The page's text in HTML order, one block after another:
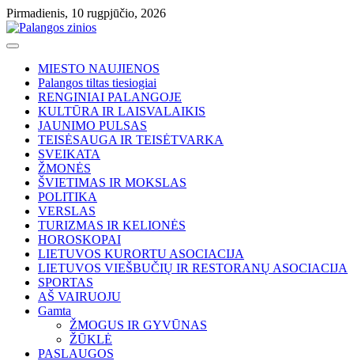
Skip
to
content
Pirmadienis, 10 rugpjūčio, 2026
MIESTO NAUJIENOS
Palangos tiltas tiesiogiai
RENGINIAI PALANGOJE
KULTŪRA IR LAISVALAIKIS
JAUNIMO PULSAS
TEISĖSAUGA IR TEISĖTVARKA
SVEIKATA
ŽMONĖS
ŠVIETIMAS IR MOKSLAS
POLITIKA
VERSLAS
TURIZMAS IR KELIONĖS
HOROSKOPAI
LIETUVOS KURORTU ASOCIACIJA
LIETUVOS VIEŠBUČIŲ IR RESTORANŲ ASOCIACIJA
SPORTAS
AŠ VAIRUOJU
Gamta
ŽMOGUS IR GYVŪNAS
ŽŪKLĖ
PASLAUGOS